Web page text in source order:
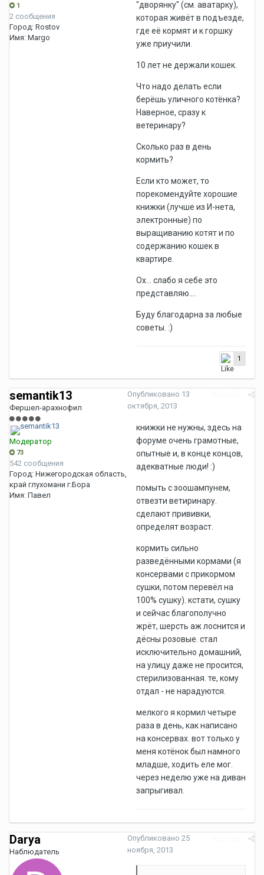
1
2 сообщения
Город: Rostov
Имя: Margo
"дворянку" (см. аватарку),
которая живёт в подъезде,
где её кормят и к горшку
уже приучили.
10 лет не держали кошек.
Что надо делать если
берёшь уличного котёнка?
Наверное, сразу к
ветеринару?
Сколько раз в день
кормить?
Если кто может, то
порекомендуйте хорошие
книжки (лучше из И-нета,
электронные) по
выращиванию котят и по
содержанию кошек в
квартире.
Ох... слабо я себе это
представляю....
Буду благодарна за любые
советы. :)
1
semantik13
Фершел-арахнофил
Модератор
73
542 сообщения
Город: Нижегородская область,
край глухомани г.Бора
Имя: Павел
Опубликовано 13
октября, 2013
книжки не нужны, здесь на
форуме очень грамотные,
опытные и, в конце концов,
адекватные люди! :)
помыть с зоошампунем,
отвезти ветиринару.
сделают прививки,
определят возраст.
кормить сильно
разведёнными кормами (я
консервами с прикормом
сушки, потом перевёл на
100% сушку). кстати, сушку
и сейчас благополучно
жрёт, шерсть аж лоснится и
дёсны розовые. стал
исключительно домашний,
на улицу даже не просится,
стерилизованная. те, кому
отдал - не нарадуются.
мелкого я кормил четыре
раза в день, как написано
на консервах. вот только у
меня котёнок был намного
младше, ходить еле мог.
через неделю уже на диван
запрыгивал.
Darya
Наблюдатель
Опубликовано 25
ноября, 2013